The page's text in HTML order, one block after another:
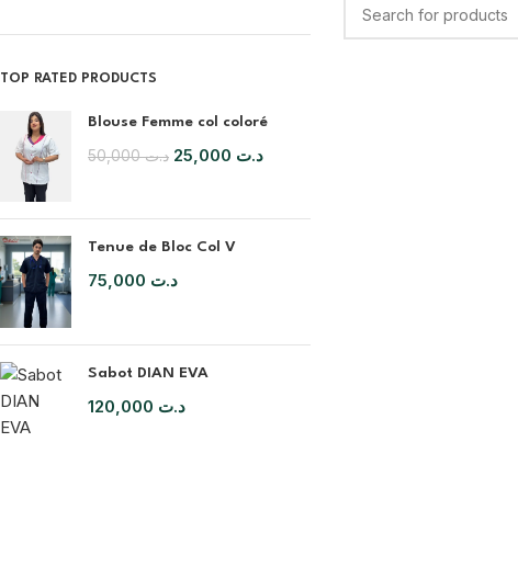
TOP RATED PRODUCTS
Blouse Femme col coloré
د.ت50,000 د.ت
Tenue de Bloc Col V
د.ت
Sabot DIAN EVA
د.ت